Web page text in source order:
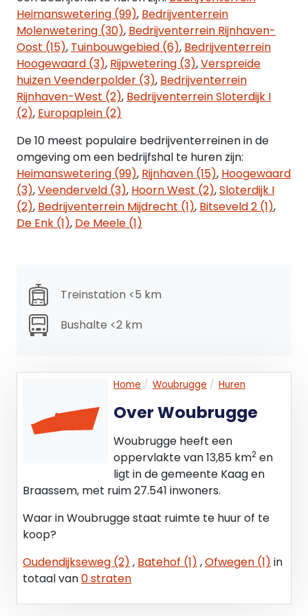
Heimanswetering (99), Bedrijventerrein
Molenwetering (30), Bedrijventerrein Rijnhaven-
Oost (15), Tuinbouwgebied (6), Bedrijventerrein
Hoogewaard (3), Rijpwetering (3),Verspreide
huizen Veenderpolder (3), Bedrijventerrein
Rijnhaven-West (2), Bedrijventerrein Sloterdijk I
(2), Europaplein (2)
De 10 meest populaire bedrijventerreinen in de
omgeving om een bedrijfshal te huren zijn:
Heimanswetering (99), Rijnhaven (15), Hoogewaard
(3),Veenderveld (3), Hoorn West (2),Sloterdijk I
(2), Bedrijventerrein Mijdrecht (1), Bitseveld 2 (1),
De Enk (1), De Meele (1)
Treinstation <5 km
Bushalte <2 km
Home Woubrugge Huren
Over Woubrugge
Woubrugge heeft een
oppervlakte van 13,85 km2 en
ligt in de gemeente Kaag en
Braassem, met ruim 27.541 inwoners.
Waar in Woubrugge staat ruimte te huur of te
koop?
Oudendijkseweg (2) , Batehof (1) ,Ofwegen (1) in
totaal van0 straten